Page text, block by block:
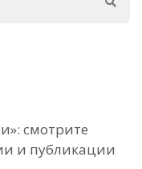
смотрите
и публикации